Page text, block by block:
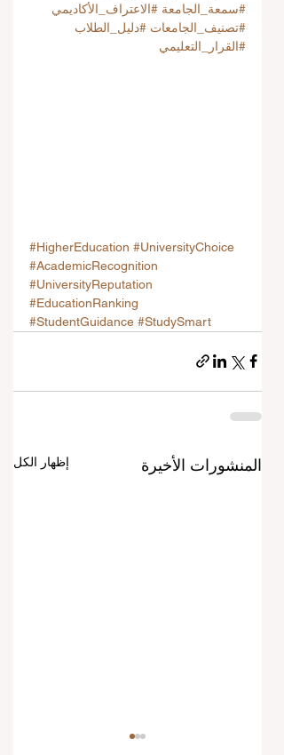
#سمعة_الجامعة #الاعتراف_الأكاديمي
#تصنيف_الجامعات #دليل_الطلاب
#القرار_التعليمي
#HigherEducation #UniversityChoice
#AcademicRecognition
#UniversityReputation
#EducationRanking
#StudentGuidance #StudySmart
المنشورات الأخيرة إظهار الكل